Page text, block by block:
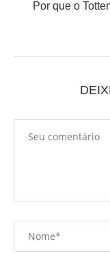
Por que o